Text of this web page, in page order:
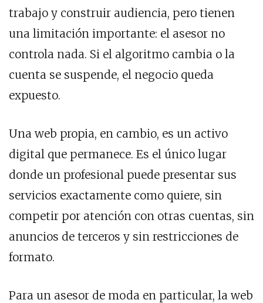
trabajo y construir audiencia, pero tienen
una limitación importante: el asesor no
controla nada. Si el algoritmo cambia o la
cuenta se suspende, el negocio queda
expuesto.
Una web propia, en cambio, es un activo
digital que permanece. Es el único lugar
donde un profesional puede presentar sus
servicios exactamente como quiere, sin
competir por atención con otras cuentas, sin
anuncios de terceros y sin restricciones de
formato.
Para un asesor de moda en particular, la web